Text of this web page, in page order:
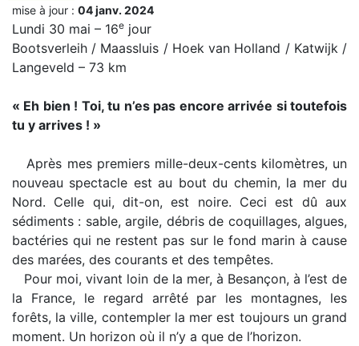
mise à jour : 04 janv. 2024
Lundi 30 mai – 16e jour
Bootsverleih / Maassluis / Hoek van Holland / Katwijk /
Langeveld – 73 km
« Eh bien ! Toi, tu n’es pas encore arrivée si toutefois
tu y arrives ! »
Après mes premiers mille-deux-cents kilomètres, un
nouveau spectacle est au bout du chemin, la mer du
Nord. Celle qui, dit-on, est noire. Ceci est dû aux
sédiments : sable, argile, débris de coquillages, algues,
bactéries qui ne restent pas sur le fond marin à cause
des marées, des courants et des tempêtes.
Pour moi, vivant loin de la mer, à Besançon, à l’est de
la France, le regard arrêté par les montagnes, les
forêts, la ville, contempler la mer est toujours un grand
moment. Un horizon où il n’y a que de l’horizon.